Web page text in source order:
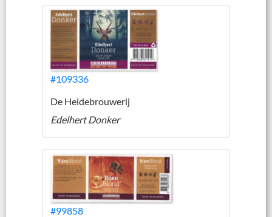
#109336
De Heidebrouwerij
Edelhert Donker
#99858